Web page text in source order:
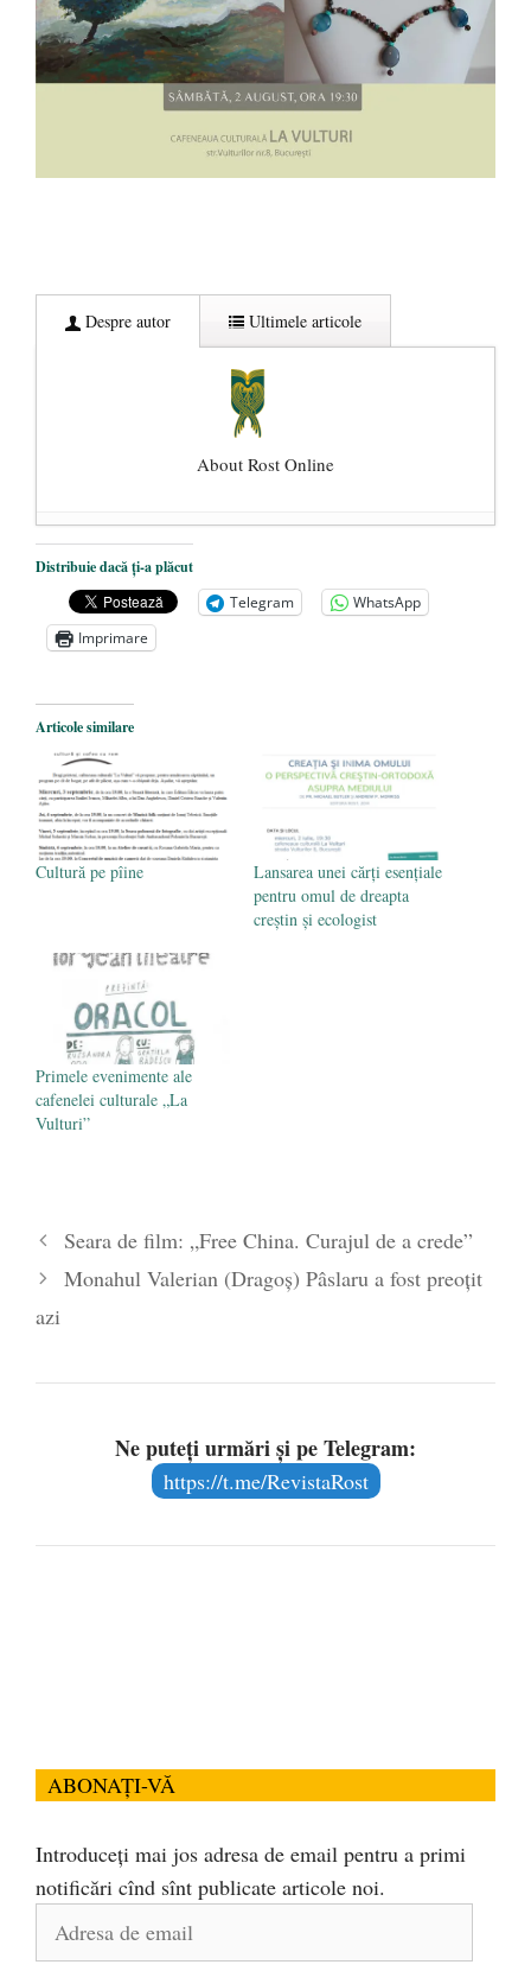
Despre autor Ultimele articole
About Rost Online
Dezvăluiri cutremurătoare despre
președintele Ucrainei, Volodymyr
Zelensky
- 13 mai 2026
Statul care servește Națiunea
Legea Vexler produce efecte. Bustul
poetului Octavian Goga, înlăturat din Iași
- 16 aprilie 2026
Distribuie dacă ți-a plăcut
Telegram
WhatsApp
Imprimare
Articole similare
Cultură pe pîine
Lansarea unei cărţi esenţiale
pentru omul de dreapta
creştin şi ecologist
Primele evenimente ale
cafenelei culturale „La
Vulturi”
Seara de film: „Free China. Curajul de a crede”
Monahul Valerian (Dragoş) Pâslaru a fost preoţit
azi
Ne puteți urmări și pe Telegram:
https://t.me/RevistaRost
ABONAȚI-VĂ
Introduceți mai jos adresa de email pentru a primi
notificări cînd sînt publicate articole noi.
Adresa